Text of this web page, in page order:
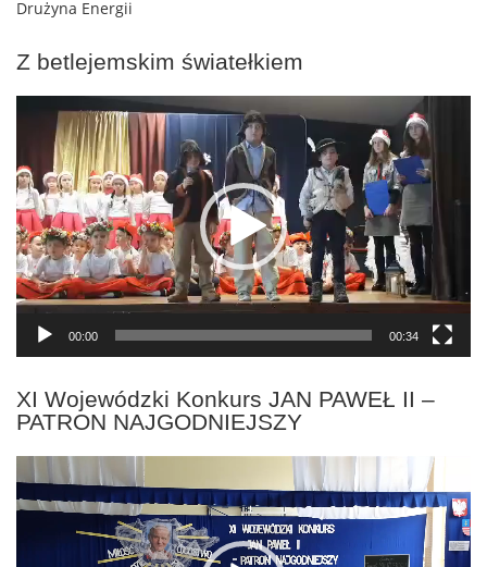
Drużyna Energii
Z betlejemskim światełkiem
Odtwarzacz
00:00 00:34
XI Wojewódzki Konkurs JAN PAWEŁ II –
PATRON NAJGODNIEJSZY
Odtwarzacz
video